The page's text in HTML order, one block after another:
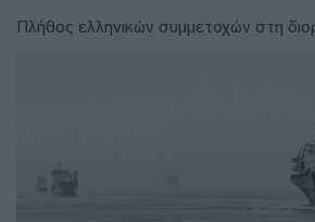
Πλήθος ελληνικών συμμετοχών στη